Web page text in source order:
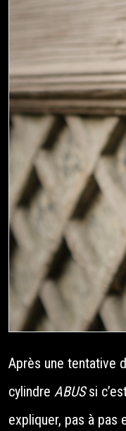
Après une tentative
cylindre ABUSsi
expliquer, pas à